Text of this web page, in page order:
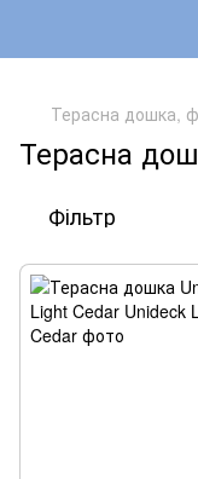
Терасна дошка,
Терасна
Фільтр